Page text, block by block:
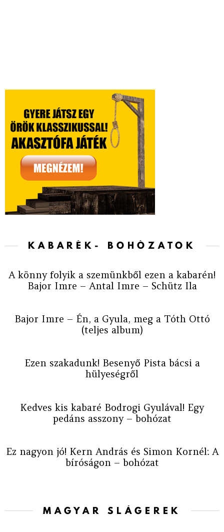
KABARÉK- BOHÓZATOK
A könny folyik a szemünkből ezen a kabarén!
Bajor Imre – Antal Imre – Schütz Ila
Bajor Imre – Én, a Gyula, meg a Tóth Ottó
(teljes album)
Ezen szakadunk! Besenyő Pista bácsi a
hülyeségről
Kedves kis kabaré Bodrogi Gyulával! Egy
pedáns asszony – bohózat
Ez nagyon jó! Kern András és Simon Kornél: A
bíróságon – bohózat
MAGYAR SLÁGEREK